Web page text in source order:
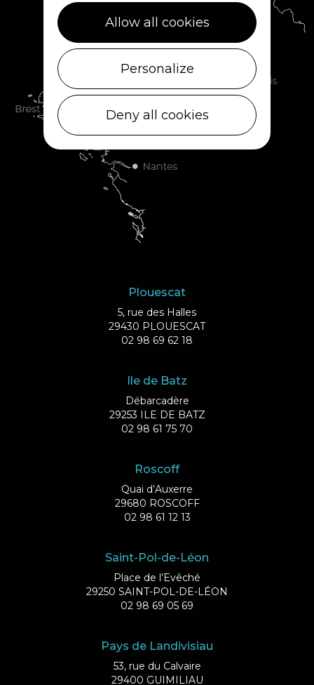
Plouescat
5, rue des Halles
29430 PLOUESCAT
02 98 69 62 18
Ile de Batz
Débarcadère
29253 ILE DE BATZ
02 98 61 75 70
Roscoff
Quai d’Auxerre
29680 ROSCOFF
02 98 61 12 13
Saint-Pol-de-Léon
Place de l’Evêché
29250 SAINT-POL-DE-LÉON
02 98 69 05 69
Pays de Landivisiau
53, rue du Calvaire
29400 GUIMILIAU
Allow all cookies
Personalize
Deny all cookies